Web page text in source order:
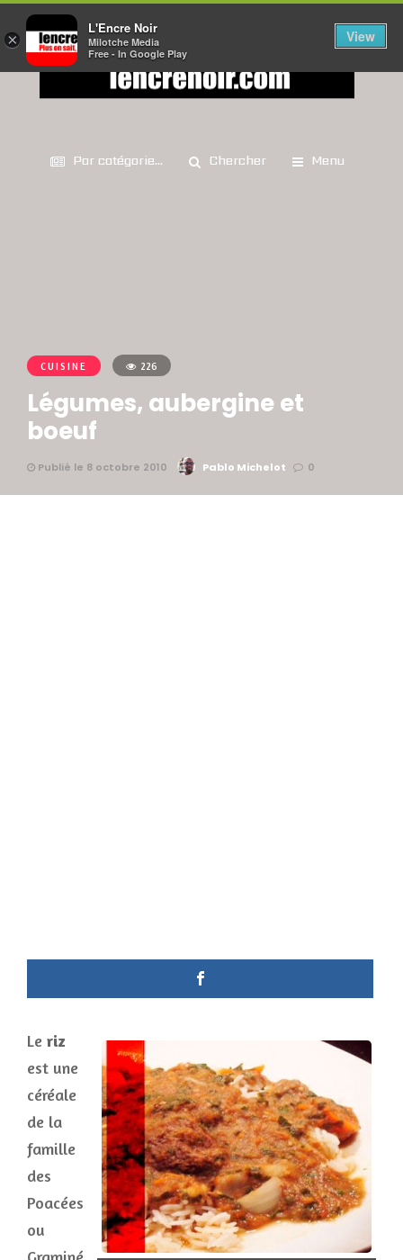
Par catégorie... Chercher Menu
CUISINE 226
Légumes, aubergine et
boeuf
Publié le 8 octobre 2010 Pablo Michelot 0
Le riz
est une
céréale
de la
famille
des
Poacées
ou
×
L'Encre Noir
Milotche Media
Free - In Google Play
View